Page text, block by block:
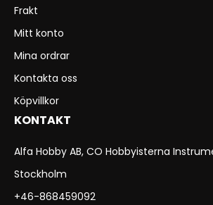
Frakt
Mitt konto
Mina ordrar
Kontakta oss
Köpvillkor
KONTAKT
Alfa Hobby AB, CO Hobbyisterna
Stockholm
+46-868459092